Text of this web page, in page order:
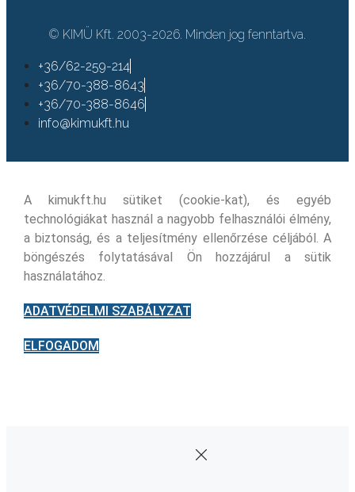
© KIMÜ Kft. 2003-2026. Minden jog fenntartva.
+36/62-259-214
+36/70-388-8643
+36/70-388-8646
info@kimukft.hu
A kimukft.hu sütiket (cookie-kat), és egyéb
technológiákat használ a nagyobb felhasználói élmény,
a biztonság, és a teljesítmény ellenőrzése céljából. A
böngészés folytatásával Ön hozzájárul a sütik
használatához.
ADATVÉDELMI SZABÁLYZAT
ELFOGADOM